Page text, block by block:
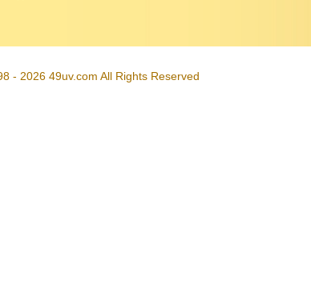
- 2026 49uv.com All Rights Reserved